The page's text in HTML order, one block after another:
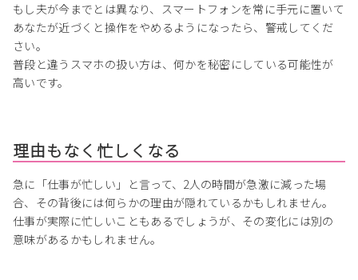
もし夫が今までとは異なり、スマートフォンを常に手元に置いて
あなたが近づくと操作をやめるようになったら、警戒してくだ
さい。
普段と違うスマホの扱い方は、何かを秘密にしている可能性が
高いです。
理由もなく忙しくなる
急に「仕事が忙しい」と言って、2人の時間が急激に減った場
合、その背後には何らかの理由が隠れているかもしれません。
仕事が実際に忙しいこともあるでしょうが、その変化には別の
意味があるかもしれません。